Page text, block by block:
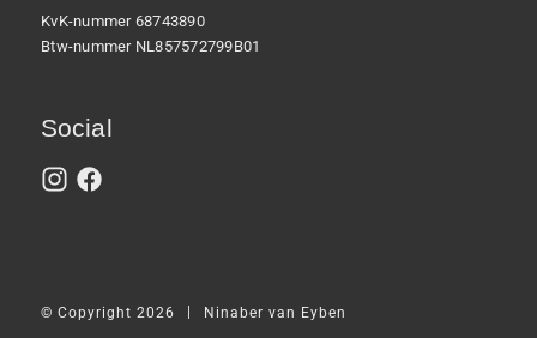
KvK-nummer 68743890
Btw-nummer NL857572799B01
Social
© Copyright 2026 Ninaber van Eyben